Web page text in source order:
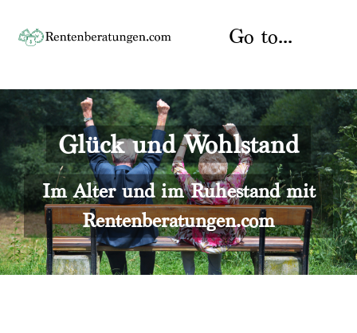
content
Go to...
Startseite
Rente
Rentenberater
Rentenversicherung
Versicherungsberatung
Über uns
Kontakt
Glück und Wohlstand
Im Alter und im Ruhestand mit
Rentenberatungen.com